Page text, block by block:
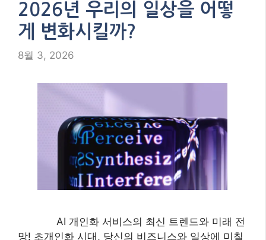
2026년 우리의 일상을 어떻
게 변화시킬까?
8월 3, 2026
AI 개인화 서비스의 최신 트렌드와 미래 전
망! 초개인화 시대, 당신의 비즈니스와 일상에 미칠